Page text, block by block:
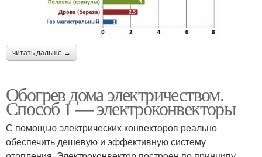
читать дальше →
Обогрев дома электричеством.
Способ 1 — электроконвекторы
С помощью электрических конвекторов реально
обеспечить дешевую и эффективную систему